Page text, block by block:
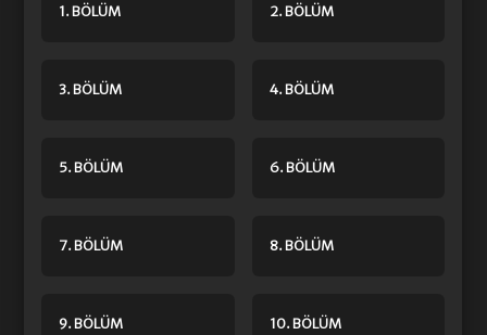
1. BÖLÜM 2. BÖLÜM
3. BÖLÜM 4. BÖLÜM
5. BÖLÜM 6. BÖLÜM
7. BÖLÜM 8. BÖLÜM
9. BÖLÜM 10. BÖLÜM